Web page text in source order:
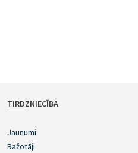
TIRDZNIECĪBA
Jaunumi
Ražotāji